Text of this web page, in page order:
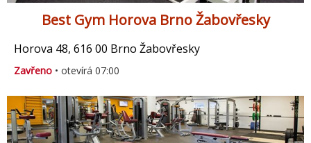
Best Gym Horova Brno Žabovřesky
Horova 48, 616 00 Brno Žabovřesky
Zavřeno • otevírá 07:00